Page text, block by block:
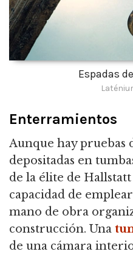
Espadas
Enterramientos
Aunque hay pruebas
depositadas en
de la élite de
capacidad de
mano de obra
construcción. Una
de una cámara